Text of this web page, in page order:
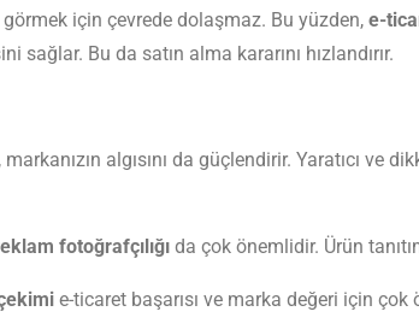
için çevrede dolaşmaz. Bu yüzden, e-
sağlar. Bu da satın alma kararını hızlandırır.
, markanızın algısını da güçlendirir. Yaratıcı ve
fotoğrafçılığı da çok önemlidir. Ürün
e-ticaret başarısı ve marka değeri için çok